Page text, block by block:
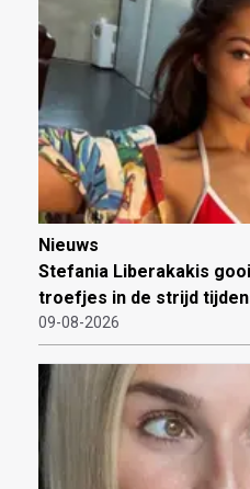
Nieuws
Stefania Liberakakis
troefjes in de strijd
09-08-2026